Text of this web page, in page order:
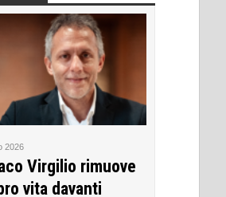
2026
Virgilio rimuove
vita davanti